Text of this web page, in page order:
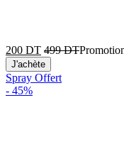
200 DT 499DT
J'achète
Spray Offert
- 45%